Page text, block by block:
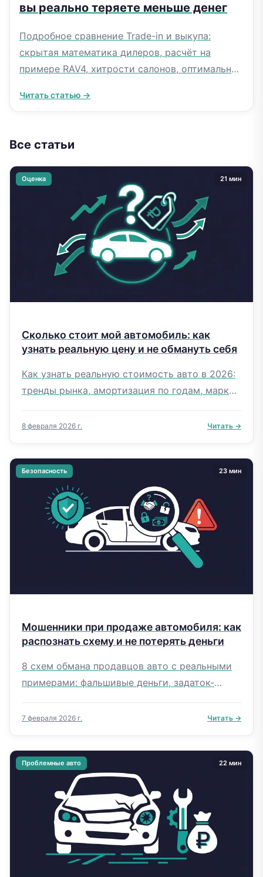
вы реально теряете меньше денег
Подробное сравнение Trade-in и выкупа:
скрытая математика дилеров, расчёт на
примере RAV4, хитрости салонов, оптимальная
Читать статью →
Все статьи
Оценка 21 мин
Сколько стоит мой автомобиль: как
узнать реальную цену и не обмануть себя
Как узнать реальную стоимость авто в 2026:
тренды рынка, амортизация по годам, марки-
конкретные примеры.
8 февраля 2026 г. Читать →
Безопасность 23 мин
Мошенники при продаже автомобиля: как
распознать схему и не потерять деньги
8 схем обмана продавцов авто с реальными
примерами: фальшивые деньги, задаток-
безопасной сделки и инструкция при обмане.
7 февраля 2026 г. Читать →
Проблемные авто 22 мин